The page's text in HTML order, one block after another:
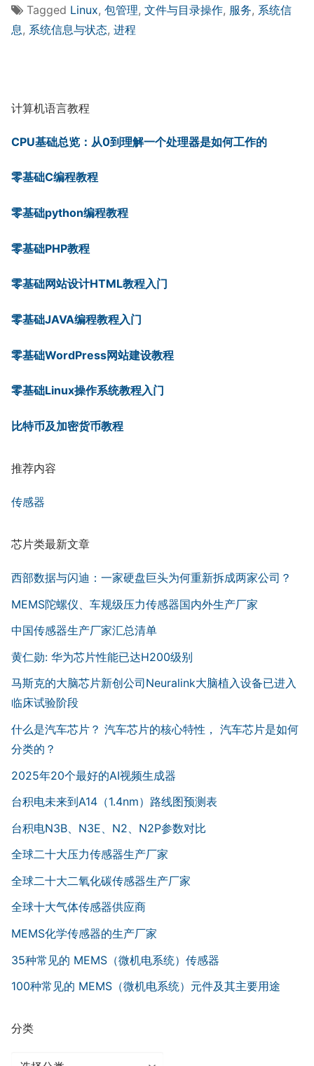
Tagged Linux, 包管理, 文件与目录操作, 服务, 系统信
息, 系统信息与状态, 进程
计算机语言教程
CPU基础总览：从0到理解一个处理器是如何工作的
零基础C编程教程
零基础python编程教程
零基础PHP教程
零基础网站设计HTML教程入门
零基础JAVA编程教程入门
零基础WordPress网站建设教程
零基础Linux操作系统教程入门
比特币及加密货币教程
推荐内容
传感器
芯片类最新文章
西部数据与闪迪：一家硬盘巨头为何重新拆成两家公司？
MEMS陀螺仪、车规级压力传感器国内外生产厂家
中国传感器生产厂家汇总清单
黄仁勋: 华为芯片性能已达H200级别
马斯克的大脑芯片新创公司Neuralink大脑植入设备已进入
临床试验阶段
什么是汽车芯片？ 汽车芯片的核心特性， 汽车芯片是如何
分类的？
2025年20个最好的AI视频生成器
台积电未来到A14（1.4nm）路线图预测表
台积电N3B、N3E、N2、N2P参数对比
全球二十大压力传感器生产厂家
全球二十大二氧化碳传感器生产厂家
全球十大气体传感器供应商
MEMS化学传感器的生产厂家
35种常见的 MEMS（微机电系统）传感器
100种常见的 MEMS（微机电系统）元件及其主要用途
分类
分